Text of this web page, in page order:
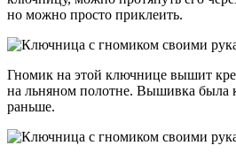
но можно просто приклеить.
Гномик на этой ключнице вышит
на льняном полотне. Вышивка была
раньше.